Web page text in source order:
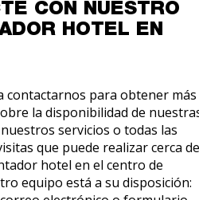
CON NUESTRO
HOTEL EN
contactarnos para obtener más
la disponibilidad de
servicios o todas las
que puede realizar cerca de
hotel en el centro de
equipo está a su disposición: